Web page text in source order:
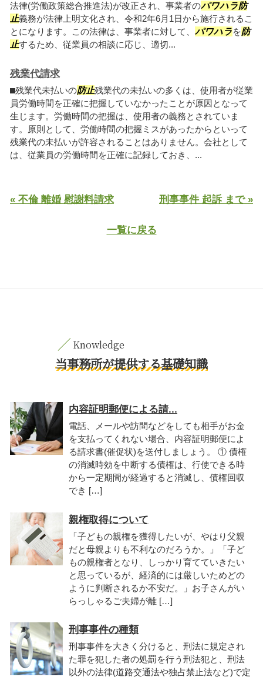
法律(労働政策総合推進法)が改正され、事業者のパワハラ防
止義務が法律上明文化され、令和2年6月1日から施行されるこ
とになります。この法律は、事業者に対して、 パワハラを防
止するため、従業員の相談に応じ、適切...
残業代請求
⬛︎残業代未払いの防止残業代の未払いの多くは、使用者が従業
員労働時間を正確に把握していなかったことが原因となって
生じます。労働時間の把握は、使用者の義務とされていま
す。原則として、労働時間の把握ミスがあったからといって
残業代の未払いが許容されることはありません。会社として
は、従業員の労働時間を正確に記録しておき、...
« 不倫 離婚 慰謝料請求 刑事事件 起訴 まで »
一覧に戻る
当事務所が提供する基礎知識
内容証明郵便による請...
電話、メールや訪問などをしても相手がお金
を支払ってくれない場合、内容証明郵便によ
る請求書(催促状)を送付しましょう。 ① 債権
の消滅時効を中断する債権は、行使できる時
から一定期間が経過すると消滅し、債権回収
でき […]
親権取得について
「子どもの親権を獲得したいが、やはり父親
だと母親よりも不利なのだろうか。」「子ど
もの親権者となり、しっかり育てていきたい
と思っているが、経済的には厳しいためどの
ように判断されるか不安だ。」お子さんがい
らっしゃるご夫婦が離 […]
刑事事件の種類
刑事事件を大きく分けると、刑法に規定され
た罪を犯した者の処罰を行う刑法犯と、刑法
以外の法律(道路交通法や独占禁止法など)で定